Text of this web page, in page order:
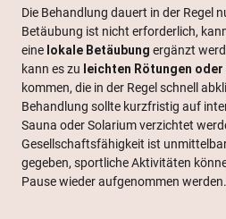
Die Behandlung dauert in der Regel
Betäubung ist nicht erforderlich,
eine lokale Betäubung ergänzt
kann es zu leichten Rötungen
kommen, die in der Regel schnell
Behandlung sollte kurzfristig auf
Sauna oder Solarium verzichtet
Gesellschaftsfähigkeit ist
gegeben, sportliche Aktivitäten
Pause wieder aufgenommen werden.